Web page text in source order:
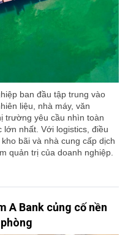
ban đầu tập trung vào
liệu, nhà máy, văn
trường yêu cầu nhìn toàn
nhất. Với logistics, điều
bãi và nhà cung cấp dịch
quản trị của doanh nghiệp.
A Bank củng cố nền